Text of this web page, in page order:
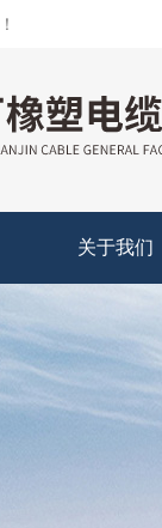
关于我们